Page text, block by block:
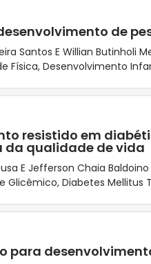
de
Santos E Willian Butinholi
Física, Desenvolvimento
resistido em
da qualidade de vida
E Jefferson Chaia Baldoino
Glicêmico, Diabetes Mellitus
para